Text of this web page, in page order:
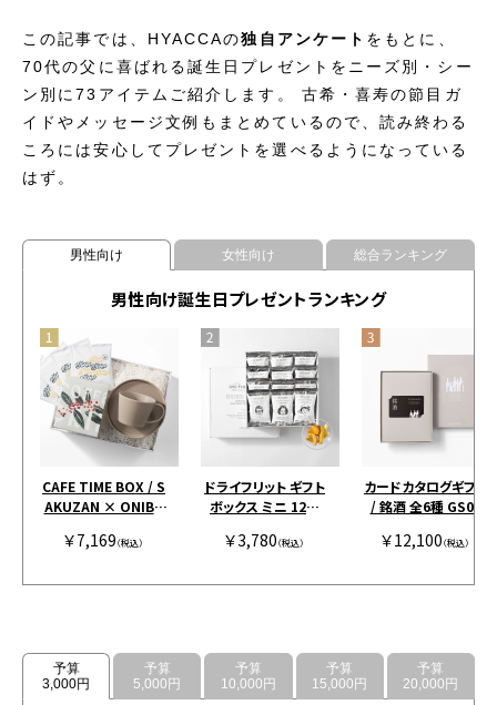
この記事では、HYACCAの独自アンケート をもとに、
70代の父に喜ばれる誕生日プレゼントをニーズ別・シー
ン別に73アイテムご紹介します。 古希・喜寿の節目ガ
イドやメッセージ文例もまとめているので、読み終わる
ころには安心してプレゼントを選べるようになっている
はず。
男性向け 女性向け 総合ランキング
男性向け誕生日プレゼントランキング
CAFE TIME BOX / S
AKUZAN × ONIBU
グレージュ
￥7,169（税込）
ドライフリット ギフト
ボックス ミニ 12個
￥3,780（税込）
カードカタログギフト
/ 銘酒 全6種 GS03
￥12,100（税込）
予算
3,000円
予算
5,000円
予算
10,000円
予算
15,000円
予算
20,000円